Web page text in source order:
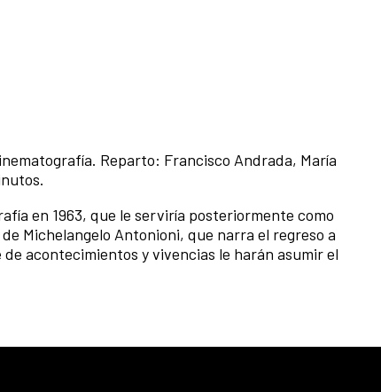
Reparto: Francisco Andrada, María
en 1963, que le serviría posteriormente como
Michelangelo Antonioni, que narra el regreso a
acontecimientos y vivencias le harán asumir el